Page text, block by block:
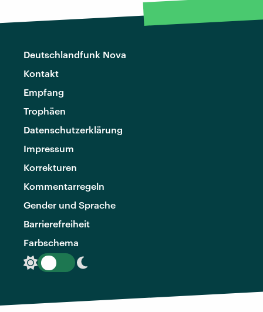
Deutschlandfunk Nova
Kontakt
Empfang
Trophäen
Datenschutzerklärung
Impressum
Korrekturen
Kommentarregeln
Gender und Sprache
Barrierefreiheit
Farbschema